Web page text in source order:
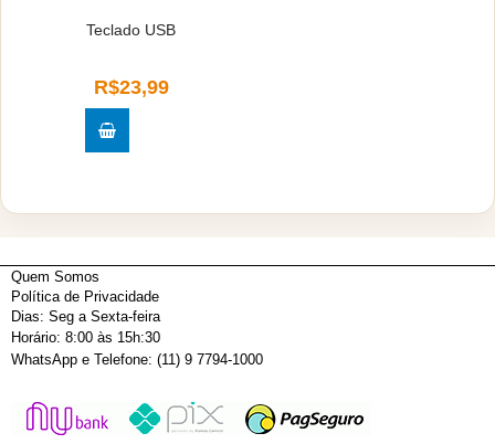
Teclado USB
R$23,99
Quem Somos
Política de Privacidade
Dias: Seg a Sexta-feira
Horário: 8:00 às 15h:30
WhatsApp e Telefone: (11) 9 7794-1000